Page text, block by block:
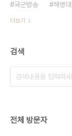
국군방송
해병대
더보기
검색
전체 방문자